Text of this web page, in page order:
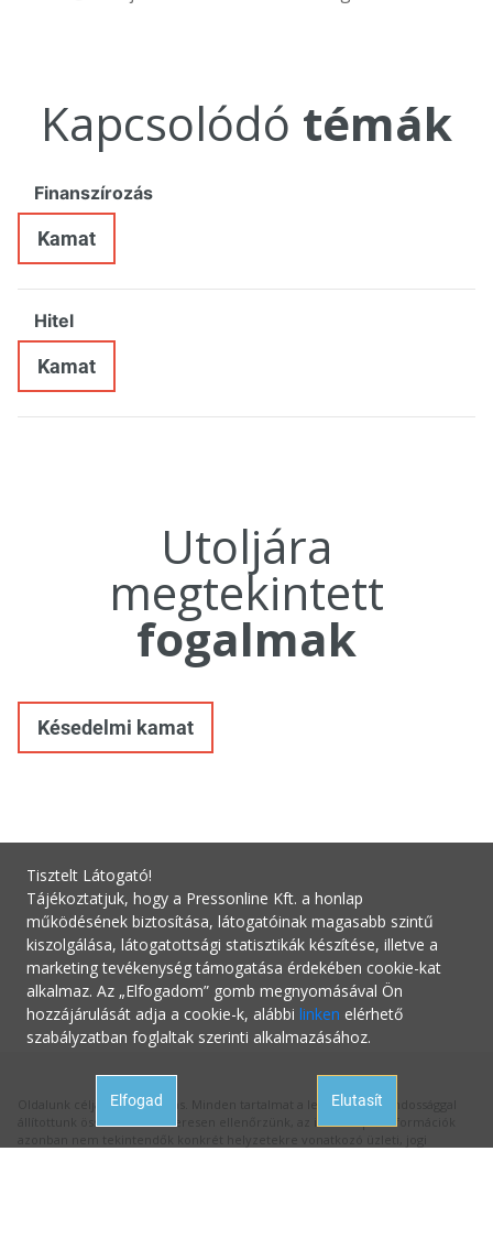
Kapcsolódó témák
Finanszírozás
Kamat
Hitel
Kamat
Utoljára
megtekintett
fogalmak
Késedelmi kamat
Oldalunk célja a tájékoztatás. Minden tartalmat a legnagyobb gondossággal
állítottunk össze és rendszeresen ellenőrzünk, az itt szereplő információk
Tisztelt Látogató!
Tájékoztatjuk, hogy a Pressonline Kft. a honlap
működésének biztosítása, látogatóinak magasabb szintű
kiszolgálása, látogatottsági statisztikák készítése, illetve a
marketing tevékenység támogatása érdekében cookie-kat
alkalmaz. Az „Elfogadom” gomb megnyomásával Ön
hozzájárulását adja a cookie-k, alábbi linken elérhető
szabályzatban foglaltak szerinti alkalmazásához.
Elfogad Elutasít